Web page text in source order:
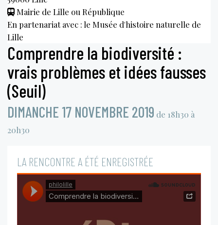
Mairie de Lille ou République
En partenariat avec : le Musée d'histoire naturelle de
Lille
Comprendre la biodiversité :
vrais problèmes et idées fausses
(Seuil)
DIMANCHE 17 NOVEMBRE 2019 de 18h30 à
20h30
LA RENCONTRE A ÉTÉ ENREGISTRÉE